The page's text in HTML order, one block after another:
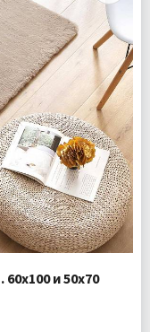
и 50х70